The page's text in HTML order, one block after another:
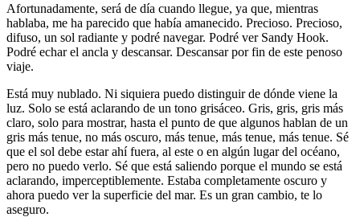
Afortunadamente, será de día cuando llegue, ya que, mientras
hablaba, me ha parecido que había amanecido. Precioso. Precioso,
difuso, un sol radiante y podré navegar. Podré ver Sandy Hook.
Podré echar el ancla y descansar. Descansar por fin de este penoso
viaje.
Está muy nublado. Ni siquiera puedo distinguir de dónde viene la
luz. Solo se está aclarando de un tono grisáceo. Gris, gris, gris más
claro, solo para mostrar, hasta el punto de que algunos hablan de un
gris más tenue, no más oscuro, más tenue, más tenue, más tenue. Sé
que el sol debe estar ahí fuera, al este o en algún lugar del océano,
pero no puedo verlo. Sé que está saliendo porque el mundo se está
aclarando, imperceptiblemente. Estaba completamente oscuro y
ahora puedo ver la superficie del mar. Es un gran cambio, te lo
aseguro.